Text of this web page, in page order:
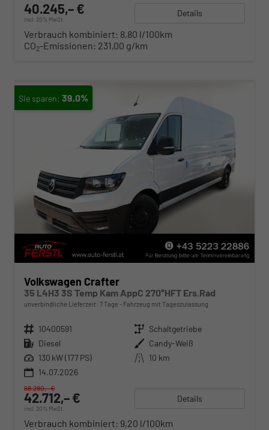
40.245,– €
incl. 20% MwSt.
Details
Verbrauch kombiniert: 8,80 l/100km
CO2-Emissionen: 231,00 g/km
39,0%
Volkswagen Crafter
35 L4H3 3S Temp Kam AppC 270°HFT Ers.Rad
unverbindliche Lieferzeit: 7 Tage Fahrzeug mit Tageszulassung
Fahrzeugnr. 10400591 Getriebe Schaltgetriebe
Kraftstoff Diesel Außenfarbe Candy-Weiß
Leistung 130 kW (177 PS) Kilometerstand 10 km
14.07.2026
42.712,– €
incl. 20% MwSt.
68.280,– €
Details
Verbrauch kombiniert: 9,20 l/100km